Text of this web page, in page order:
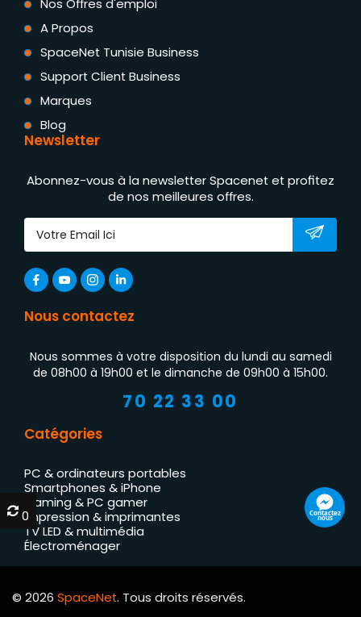
A Propos
SpaceNet Tunisie Business
Support Client Business
Marques
Blog
Newsletter
Abonnez-vous à la newsletter Spacenet et profitez
de nos meilleures offres.
Nous contactez
Nous sommes à votre disposition du lundi au samedi
de 08h00 à 19h00 et le dimanche de 09h00 à 15h00.
70 22 33 00
Catégories
PC & ordinateurs portables
Smartphones & iPhone
Gaming & PC gamer
Impression & imprimantes
TV LED & multimédia
Électroménager
© 2026 SpaceNet. Tous droits réservés.
Contactez
nous
0
0